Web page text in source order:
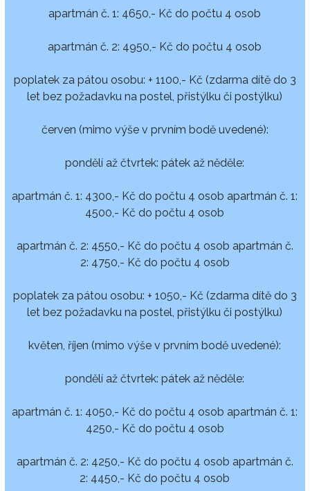
apartmán č. 1: 4650,- Kč do počtu 4 osob
apartmán č. 2: 4950,- Kč do počtu 4 osob
poplatek za pátou osobu: + 1100,- Kč (zdarma dítě do 3
let bez požadavku na postel, přistýlku či postýlku)
červen (mimo výše v prvním bodě uvedené):
pondělí až čtvrtek: pátek až něděle:
apartmán č. 1: 4300,- Kč do počtu 4 osob apartmán č. 1:
4500,- Kč do počtu 4 osob
apartmán č. 2: 4550,- Kč do počtu 4 osob apartmán č.
2: 4750,- Kč do počtu 4 osob
poplatek za pátou osobu: + 1050,- Kč (zdarma dítě do 3
let bez požadavku na postel, přistýlku či postýlku)
květen, říjen (mimo výše v prvním bodě uvedené):
pondělí až čtvrtek: pátek až něděle:
apartmán č. 1: 4050,- Kč do počtu 4 osob apartmán č. 1:
4250,- Kč do počtu 4 osob
apartmán č. 2: 4250,- Kč do počtu 4 osob apartmán č.
2: 4450,- Kč do počtu 4 osob